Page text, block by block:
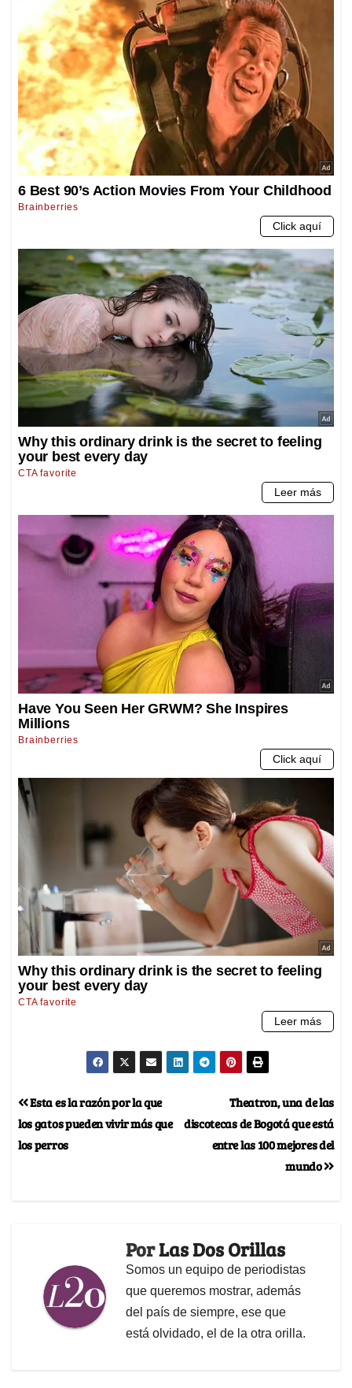
Theatron, una de las
discotecas de Bogotá que está
entre las 100 mejores del
mundo
Esta es la razón por la que
los gatos pueden vivir más que
los perros
PorLas Dos Orillas
Somos un equipo de periodistas
que queremos mostrar, además
del país de siempre, ese que
está olvidado, el de la otra orilla.